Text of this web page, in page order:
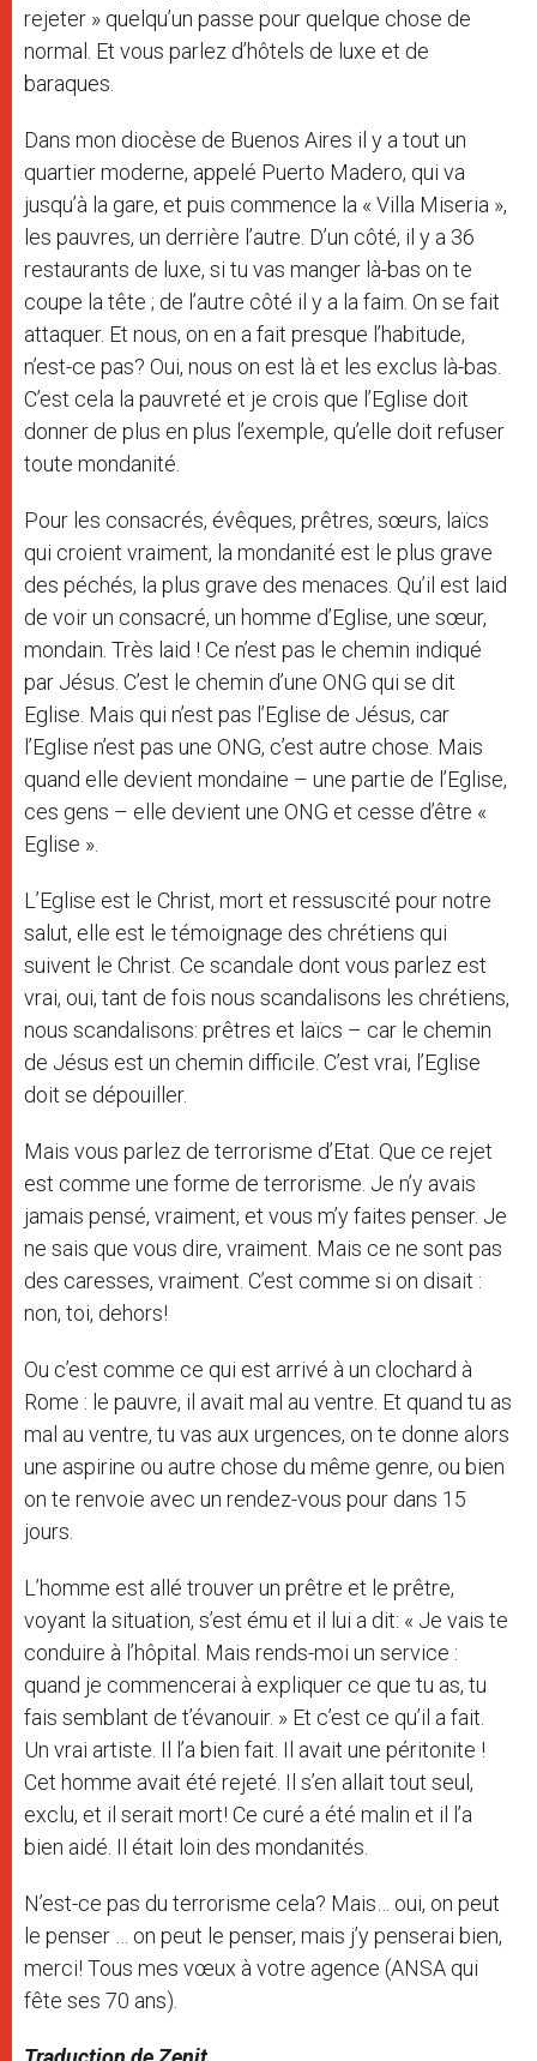
rejeter » quelqu’un passe pour quelque chose de
normal. Et vous parlez d’hôtels de luxe et de
baraques.
Dans mon diocèse de Buenos Aires il y a tout un
quartier moderne, appelé Puerto Madero, qui va
jusqu’à la gare, et puis commence la « Villa Miseria »,
les pauvres, un derrière l’autre. D’un côté, il y a 36
restaurants de luxe, si tu vas manger là-bas on te
coupe la tête ; de l’autre côté il y a la faim. On se fait
attaquer. Et nous, on en a fait presque l’habitude,
n’est-ce pas? Oui, nous on est là et les exclus là-bas.
C’est cela la pauvreté et je crois que l’Eglise doit
donner de plus en plus l’exemple, qu’elle doit refuser
toute mondanité.
Pour les consacrés, évêques, prêtres, sœurs, laïcs
qui croient vraiment, la mondanité est le plus grave
des péchés, la plus grave des menaces. Qu’il est laid
de voir un consacré, un homme d’Eglise, une sœur,
mondain. Très laid ! Ce n’est pas le chemin indiqué
par Jésus. C’est le chemin d’une ONG qui se dit
Eglise. Mais qui n’est pas l’Eglise de Jésus, car
l’Eglise n’est pas une ONG, c’est autre chose. Mais
quand elle devient mondaine – une partie de l’Eglise,
ces gens – elle devient une ONG et cesse d’être «
Eglise ».
L’Eglise est le Christ, mort et ressuscité pour notre
salut, elle est le témoignage des chrétiens qui
suivent le Christ. Ce scandale dont vous parlez est
vrai, oui, tant de fois nous scandalisons les chrétiens,
nous scandalisons: prêtres et laïcs – car le chemin
de Jésus est un chemin difficile. C’est vrai, l’Eglise
doit se dépouiller.
Mais vous parlez de terrorisme d’Etat. Que ce rejet
est comme une forme de terrorisme. Je n’y avais
jamais pensé, vraiment, et vous m’y faites penser. Je
ne sais que vous dire, vraiment. Mais ce ne sont pas
des caresses, vraiment. C’est comme si on disait :
non, toi, dehors!
Ou c’est comme ce qui est arrivé à un clochard à
Rome : le pauvre, il avait mal au ventre. Et quand tu as
mal au ventre, tu vas aux urgences, on te donne alors
une aspirine ou autre chose du même genre, ou bien
on te renvoie avec un rendez-vous pour dans 15
jours.
L’homme est allé trouver un prêtre et le prêtre,
voyant la situation, s’est ému et il lui a dit: « Je vais te
conduire à l’hôpital. Mais rends-moi un service :
quand je commencerai à expliquer ce que tu as, tu
fais semblant de t’évanouir. » Et c’est ce qu’il a fait.
Un vrai artiste. Il l’a bien fait. Il avait une péritonite !
Cet homme avait été rejeté. Il s’en allait tout seul,
exclu, et il serait mort! Ce curé a été malin et il l’a
bien aidé. Il était loin des mondanités.
N’est-ce pas du terrorisme cela? Mais… oui, on peut
le penser … on peut le penser, mais j’y penserai bien,
merci! Tous mes vœux à votre agence (ANSA qui
fête ses 70 ans).